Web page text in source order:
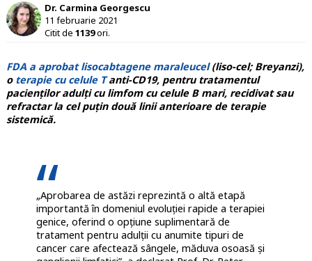
Dr. Carmina Georgescu
11 februarie 2021
Citit de 1139ori.
FDA a aprobat lisocabtagene maraleucel(liso-cel; Breyanzi),
o terapie cu celule Tanti-CD19, pentru tratamentul
pacienților adulți cu limfom cu celule B mari, recidivat sau
refractar la cel puțin două linii anterioare de terapie
sistemică.
„Aprobarea de astăzi reprezintă o altă etapă
importantă în domeniul evoluției rapide a terapiei
genice, oferind o opțiune suplimentară de
tratament pentru adulții cu anumite tipuri de
cancer care afectează sângele, măduva osoasă și